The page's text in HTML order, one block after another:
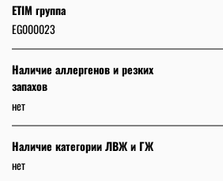
ETIM группа
EG000023
Наличие аллергенов и резких
запахов
нет
Наличие категории ЛВЖ и ГЖ
нет